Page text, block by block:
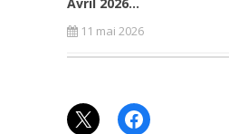
11 mai 2026
X Facebook